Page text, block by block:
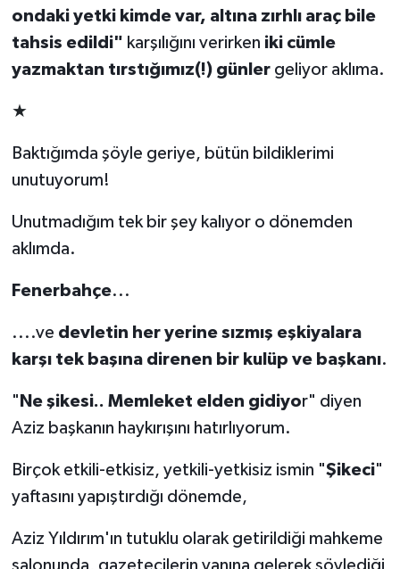
ondaki yetki kimde var, altına zırhlı araç bile
tahsis edildi" karşılığını verirken iki cümle
yazmaktan tırstığımız(!) günler geliyor aklıma.
★
Baktığımda şöyle geriye, bütün bildiklerimi
unutuyorum!
Unutmadığım tek bir şey kalıyor o dönemden
aklımda.
Fenerbahçe...
....ve devletin her yerine sızmış eşkiyalara
karşı tek başına direnen bir kulüp ve başkanı.
" Ne şikesi.. Memleket elden gidiyor" diyen
Aziz başkanın haykırışını hatırlıyorum.
Birçok etkili-etkisiz, yetkili-yetkisiz ismin "Şikeci"
yaftasını yapıştırdığı dönemde,
Aziz Yıldırım'ın tutuklu olarak getirildiği mahkeme